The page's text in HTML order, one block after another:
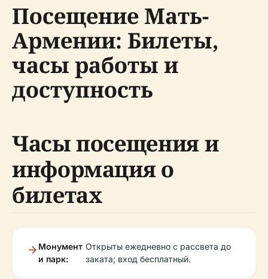
Посещение Мать-
Армении: Билеты,
часы работы и
доступность
Часы посещения и
информация о
билетах
Монумент
и парк:
Открыты ежедневно с рассвета до
заката; вход бесплатный.